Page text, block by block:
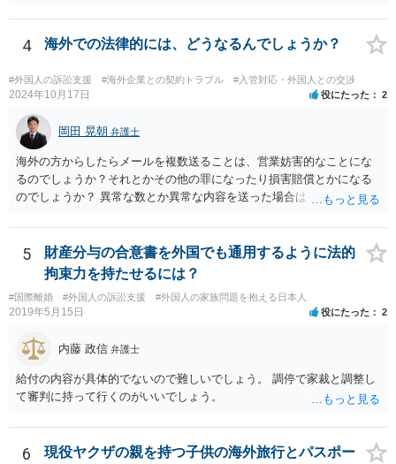
4 海外での法律的には、どうなるんでしょうか？
#外国人の訴訟支援 #海外企業との契約トラブル #入管対応・外国人との交渉
2024年10月17日 役にたった 2
岡田 晃朝 弁護士
海外の方からしたらメールを複数送ることは、営業妨害的なことにな
るのでしょうか？それとかその他の罪になったり損害賠償とかになる
のでしょうか？ 異常な数とか異常な内容を送った場合はそういうこと
ませんが、日本ではそうです。 しかし、現実には、あまりないかとは
思います。 お礼を送ったなら、もう伝っているでしょうから、今後
は、止めておけばよいでしょう。
5
財産分与の合意書を外国でも通用するように法的
拘束力を持たせるには？
#国際離婚 #外国人の訴訟支援 #外国人の家族問題を抱える日本人
2019年5月15日 役にたった 2
内藤 政信 弁護士
給付の内容が具体的でないので難しいでしょう。 調停で家裁と調整し
て審判に持って行くのがいいでしょう。
6
現役ヤクザの親を持つ子供の海外旅行とパスポー